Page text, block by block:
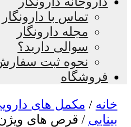
تماس با دارونگار
مجله دارونگار
سوالی دارید؟
نحوه ثبت
فروشگاه
خانه / مکمل های
بینایی / قرص های